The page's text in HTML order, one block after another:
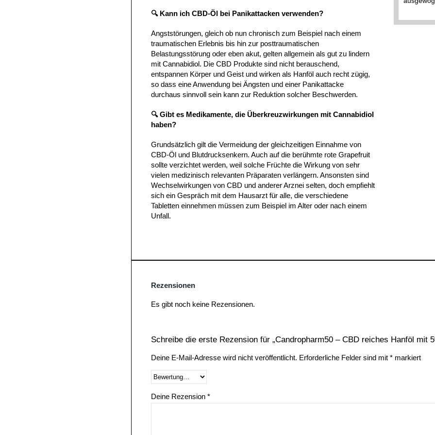
🔍 Kann ich CBD-Öl bei Panikattacken verwenden?
Angststörungen, gleich ob nun chronisch zum Beispiel nach einem
traumatischen Erlebnis bis hin zur posttraumatischen
Belastungsstörung oder eben akut, gelten allgemein als gut zu lindern
mit Cannabidiol. Die CBD Produkte sind nicht berauschend,
entspannen Körper und Geist und wirken als Hanföl auch recht zügig,
so dass eine Anwendung bei Ängsten und einer Panikattacke
durchaus sinnvoll sein kann zur Reduktion solcher Beschwerden.
🔍 Gibt es Medikamente, die Überkreuzwirkungen mit Cannabidiol
haben?
Grundsätzlich gilt die Vermeidung der gleichzeitigen Einnahme von
CBD-Öl und Blutdrucksenkern. Auch auf die berühmte rote Grapefruit
sollte verzichtet werden, weil solche Früchte die Wirkung von sehr
vielen medizinisch relevanten Präparaten verlängern. Ansonsten sind
Wechselwirkungen von CBD und anderer Arznei selten, doch empfiehlt
sich ein Gespräch mit dem Hausarzt für alle, die verschiedene
Tabletten einnehmen müssen zum Beispiel im Alter oder nach einem
Unfall.
Rezensionen
Es gibt noch keine Rezensionen.
Schreibe die erste Rezension für „Candropharm50 – CBD reiches Hanföl mit
Deine E-Mail-Adresse wird nicht veröffentlicht. Erforderliche Felder sind mit * markiert
Deine Rezension *